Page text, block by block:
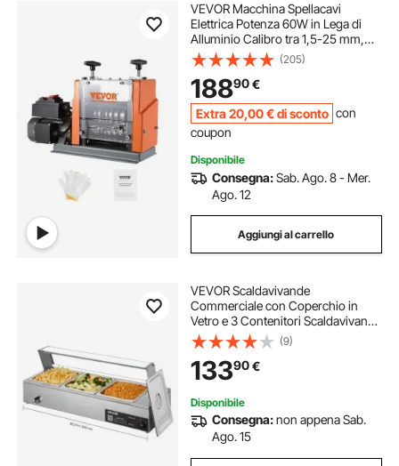
VEVOR Macchina Spellacavi
Elettrica Potenza 60W in Lega di
Alluminio Calibro tra 1,5-25 mm,
Macchinetta Spellafili Elettrica per
Cablaggio Cavi Elettrici 48 x 17 x
32cm, Macchina Elettrica Spellacavi
(205)
18890€
Extra 20,00 €di sconto con
coupon
Disponibile
Consegna:Sab. Ago. 8 - Mer.
Ago. 12
Aggiungi al carrello
VEVOR Scaldavivande
Commerciale con Coperchio in
Vetro e 3 Contenitori Scaldavivande
da 1500 W in Acciaio Inossidabile,
Contenitori per Buffet, per Alimenti
a Bagnomaria per Ristoranti, Feste
(9)
13390€
Disponibile
Consegna:non appena Sab.
Ago. 15